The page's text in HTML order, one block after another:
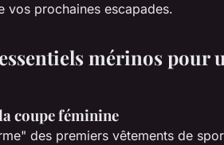
vos prochaines escapades.
mérinos pour
coupe féminine
des premiers vêtements de